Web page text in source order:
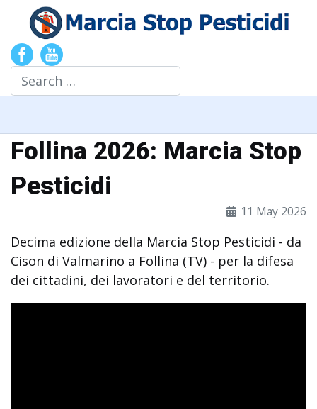
Search
Follina 2026: Marcia Stop
Pesticidi
11 May 2026
Decima edizione della Marcia Stop Pesticidi - da
Cison di Valmarino a Follina (TV) - per la difesa
dei cittadini, dei lavoratori e del territorio.